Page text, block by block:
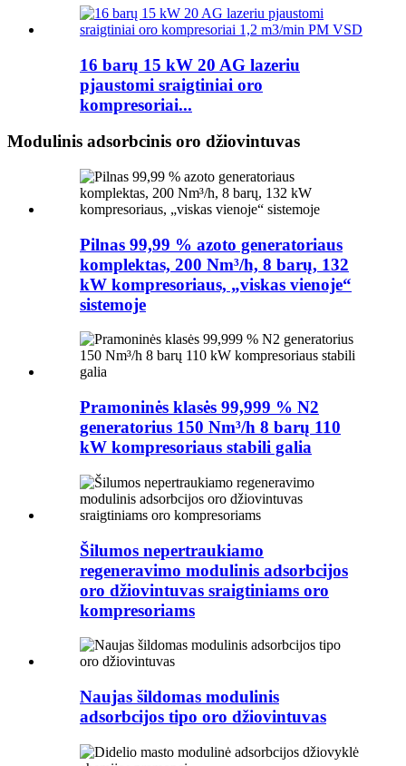
16 barų 15 kW 20 AG lazeriu
pjaustomi sraigtiniai oro
kompresoriai...
Modulinis adsorbcinis oro džiovintuvas
Pilnas 99,99 % azoto generatoriaus
komplektas, 200 Nm³/h, 8 barų, 132
kW kompresoriaus, „viskas vienoje“
sistemoje
Pramoninės klasės 99,999 % N2
generatorius 150 Nm³/h 8 barų 110
kW kompresoriaus stabili galia
Šilumos nepertraukiamo
regeneravimo modulinis adsorbcijos
oro džiovintuvas sraigtiniams oro
kompresoriams
Naujas šildomas modulinis
adsorbcijos tipo oro džiovintuvas